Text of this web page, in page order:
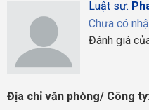
Luật sư:
Chưa có
Đánh giá
Địa chỉ văn phòng/ Công ty: